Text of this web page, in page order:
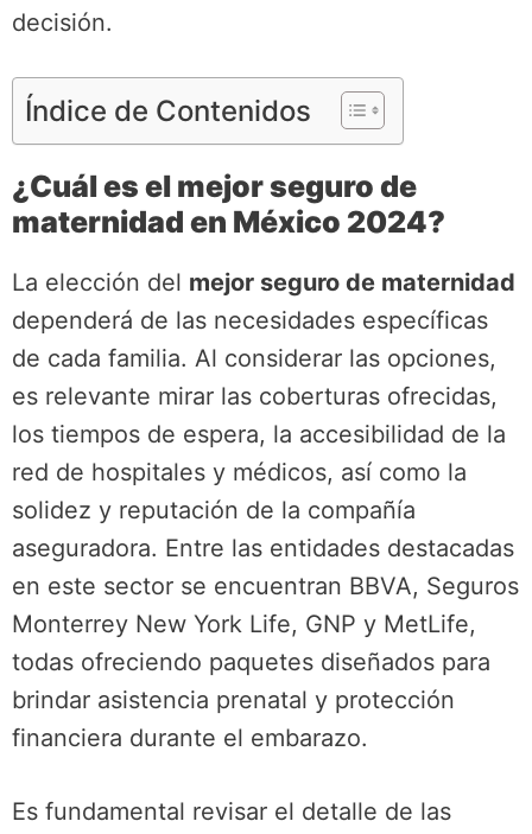
decisión.
Índice de Contenidos
¿Cuál es el mejor seguro de
maternidad en México 2024?
La elección del mejor seguro de maternidad
dependerá de las necesidades específicas
de cada familia. Al considerar las opciones,
es relevante mirar las coberturas ofrecidas,
los tiempos de espera, la accesibilidad de la
red de hospitales y médicos, así como la
solidez y reputación de la compañía
aseguradora. Entre las entidades destacadas
en este sector se encuentran BBVA, Seguros
Monterrey New York Life, GNP y MetLife,
todas ofreciendo paquetes diseñados para
brindar asistencia prenatal y protección
financiera durante el embarazo.
Es fundamental revisar el detalle de las